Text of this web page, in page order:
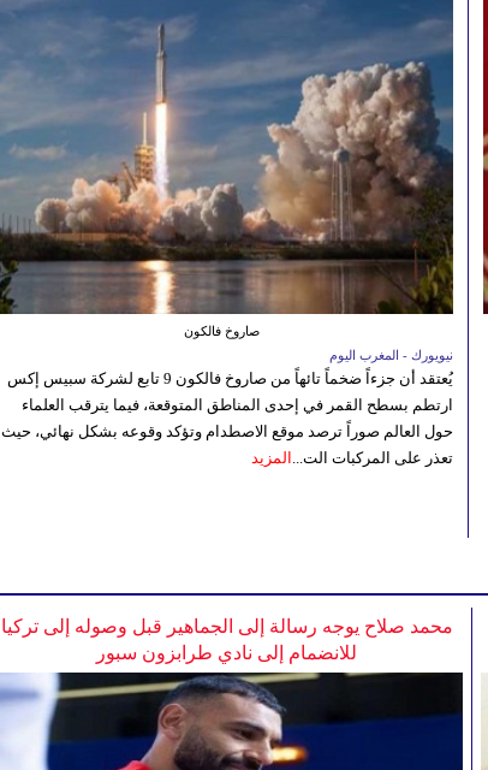
صاروخ فالكون
نيويورك - المغرب اليوم
يُعتقد أن جزءاً ضخماً تائهاً من صاروخ فالكون 9 تابع لشركة سبيس إكس
ارتطم بسطح القمر في إحدى المناطق المتوقعة، فيما يترقب العلماء
حول العالم صوراً ترصد موقع الاصطدام وتؤكد وقوعه بشكل نهائي، حيث
تعذر على المركبات الت... المزيد
محمد صلاح يوجه رسالة إلى الجماهير قبل وصوله إلى تركيا
للانضمام إلى نادي طرابزون سبور